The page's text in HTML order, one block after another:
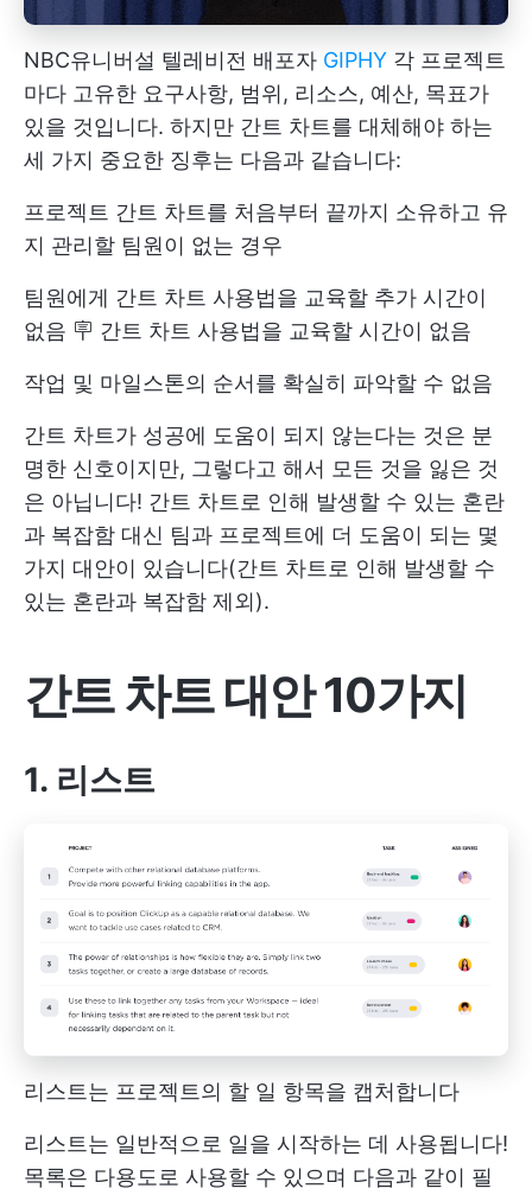
NBC유니버설 텔레비전 배포자 GIPHY 각 프로젝트
마다 고유한 요구사항, 범위, 리소스, 예산, 목표가
있을 것입니다. 하지만 간트 차트를 대체해야 하는
세 가지 중요한 징후는 다음과 같습니다:
프로젝트 간트 차트를 처음부터 끝까지 소유하고 유
지 관리할 팀원이 없는 경우
팀원에게 간트 차트 사용법을 교육할 추가 시간이
없음 🪧 간트 차트 사용법을 교육할 시간이 없음
작업 및 마일스톤의 순서를 확실히 파악할 수 없음
간트 차트가 성공에 도움이 되지 않는다는 것은 분
명한 신호이지만, 그렇다고 해서 모든 것을 잃은 것
은 아닙니다! 간트 차트로 인해 발생할 수 있는 혼란
과 복잡함 대신 팀과 프로젝트에 더 도움이 되는 몇
가지 대안이 있습니다(간트 차트로 인해 발생할 수
있는 혼란과 복잡함 제외).
간트 차트 대안 10가지
1. 리스트
리스트는 프로젝트의 할 일 항목을 캡처합니다
리스트는 일반적으로 일을 시작하는 데 사용됩니다!
목록은 다용도로 사용할 수 있으며 다음과 같이 필